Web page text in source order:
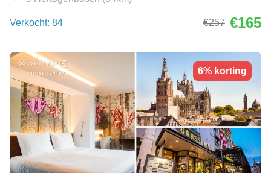
Verkocht: 84 €257 €165
6% korting